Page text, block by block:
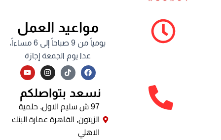
مواعيد العمل
يومياً من 9 صباحاً إلى 6 مساءاً،
عدا يوم الجمعة إجازة
F
a
e
b
o
k
n
t
a
g
a
Y
o
t
u
b
نسعد بتواصلكم
97 ش سليم الاول, حلمية
الزيتون, القاهرة عمارة البنك
الاهلي